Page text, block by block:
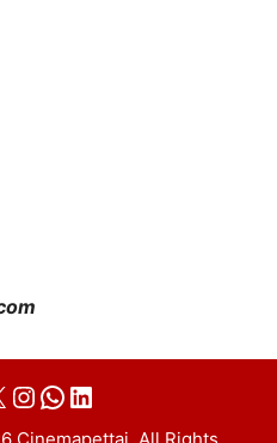
Instagram
WhatsApp
LinkedIn